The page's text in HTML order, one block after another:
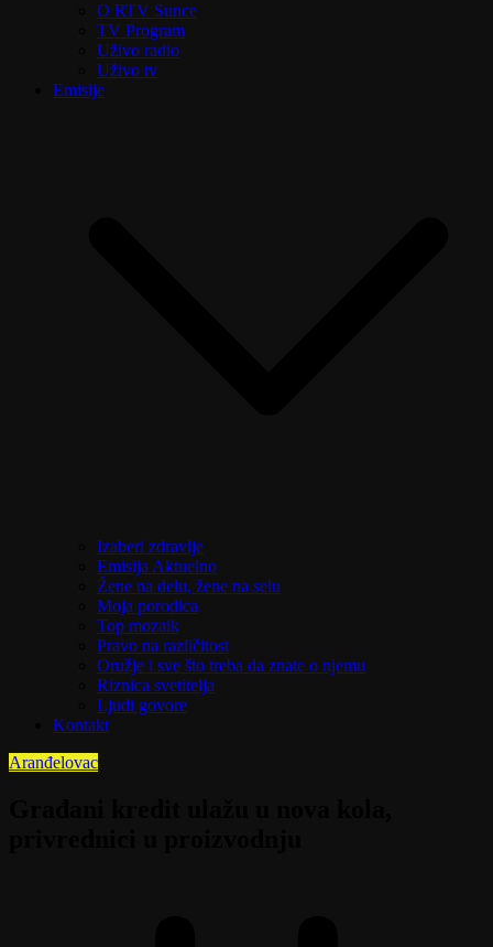
O RTV Sunce
TV Program
Uživo radio
Uživo tv
Emisije
Izaberi zdravlje
Emisija Aktuelno
Žene na delu, žene na selu
Moja porodica
Top mozaik
Pravo na različitost
Oružje i sve što treba da znate o njemu
Riznica svetitelja
Ljudi govore
Kontakt
Aranđelovac